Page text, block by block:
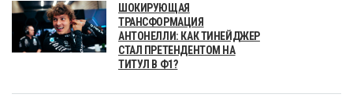
ШОКИРУЮЩАЯ
ТРАНСФОРМАЦИЯ
АНТОНЕЛЛИ: КАК ТИНЕЙДЖЕР
СТАЛ ПРЕТЕНДЕНТОМ НА
ТИТУЛ В Ф1?